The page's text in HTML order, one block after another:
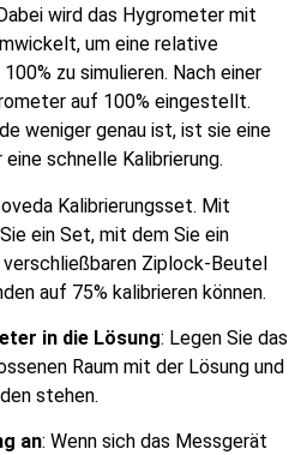
wird das Hygrometer mit
um eine relative
zu simulieren. Nach einer
auf 100% eingestellt.
weniger genau ist, ist sie eine
schnelle Kalibrierung.
Kalibrierungsset. Mit
ein Set, mit dem Sie ein
Ziplock-Beutel
auf 75% kalibrieren können.
in die Lösung: Legen Sie das
Raum mit der Lösung und
stehen.
an: Wenn sich das Messgerät